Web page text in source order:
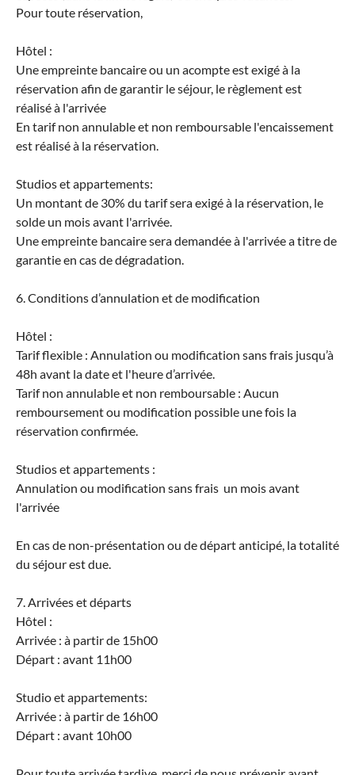
Pour toute réservation,
Hôtel :
Une empreinte bancaire ou un acompte est exigé à la
réservation afin de garantir le séjour, le règlement est
réalisé à l'arrivée
En tarif non annulable et non remboursable l'encaissement
est réalisé à la réservation.
Studios et appartements:
Un montant de 30% du tarif sera exigé à la réservation, le
solde un mois avant l'arrivée.
Une empreinte bancaire sera demandée à l'arrivée a titre de
garantie en cas de dégradation.
6. Conditions d’annulation et de modification
Hôtel :
Tarif flexible : Annulation ou modification sans frais jusqu’à
48h avant la date et l'heure d’arrivée.
Tarif non annulable et non remboursable : Aucun
remboursement ou modification possible une fois la
réservation confirmée.
Studios et appartements :
Annulation ou modification sans frais un mois avant
l'arrivée
En cas de non-présentation ou de départ anticipé, la totalité
du séjour est due.
7. Arrivées et départs
Hôtel :
Arrivée : à partir de 15h00
Départ : avant 11h00
Studio et appartements:
Arrivée : à partir de 16h00
Départ : avant 10h00